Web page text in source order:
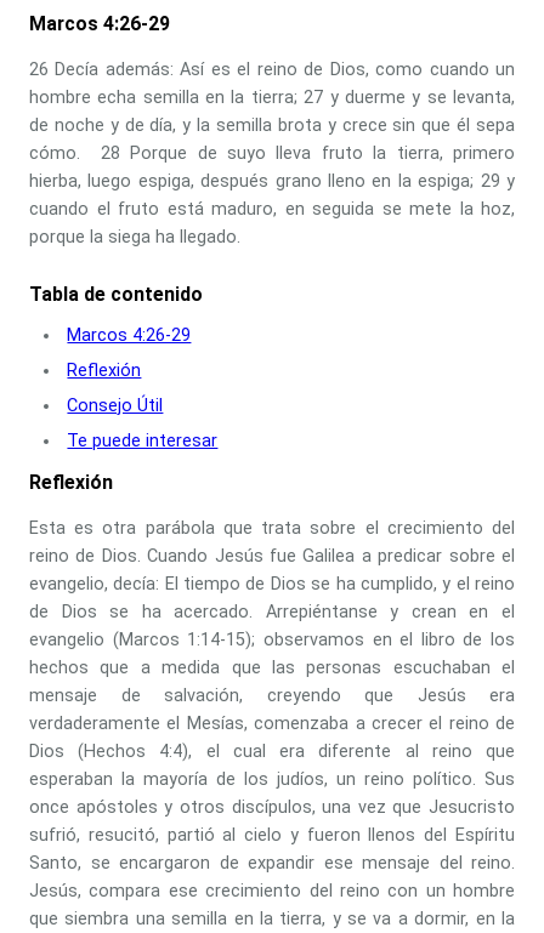
Marcos 4:26-29
26 Decía además: Así es el reino de Dios, como cuando un
hombre echa semilla en la tierra; 27 y duerme y se levanta,
de noche y de día, y la semilla brota y crece sin que él sepa
cómo. 28 Porque de suyo lleva fruto la tierra, primero
hierba, luego espiga, después grano lleno en la espiga; 29 y
cuando el fruto está maduro, en seguida se mete la hoz,
porque la siega ha llegado.
Tabla de contenido
Marcos 4:26-29
Reflexión
Consejo Útil
Te puede interesar
Reflexión
Esta es otra parábola que trata sobre el crecimiento del
reino de Dios. Cuando Jesús fue Galilea a predicar sobre el
evangelio, decía: El tiempo de Dios se ha cumplido, y el reino
de Dios se ha acercado. Arrepiéntanse y crean en el
evangelio (Marcos 1:14-15); observamos en el libro de los
hechos que a medida que las personas escuchaban el
mensaje de salvación, creyendo que Jesús era
verdaderamente el Mesías, comenzaba a crecer el reino de
Dios (Hechos 4:4), el cual era diferente al reino que
esperaban la mayoría de los judíos, un reino político. Sus
once apóstoles y otros discípulos, una vez que Jesucristo
sufrió, resucitó, partió al cielo y fueron llenos del Espíritu
Santo, se encargaron de expandir ese mensaje del reino.
Jesús, compara ese crecimiento del reino con un hombre
que siembra una semilla en la tierra, y se va a dormir, en la